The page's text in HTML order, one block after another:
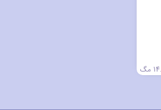
مگ